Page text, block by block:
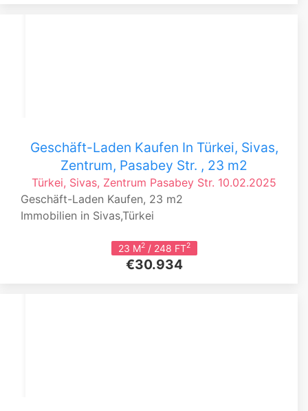
Geschäft-Laden Kaufen In Türkei, Sivas,
Zentrum, Pasabey Str. , 23 m2
Türkei, Sivas, Zentrum Pasabey Str. 10.02.2025
Geschäft-Laden Kaufen, 23 m2
Immobilien in Sivas,Türkei
23 M2/ 248 FT2
€30.934